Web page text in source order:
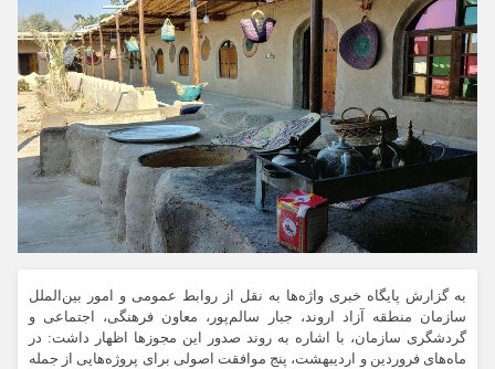
به گزارش پایگاه خبری واژه‌ها به نقل از روابط عمومی و امور بین‌الملل
سازمان منطقه آزاد اروند، جبار سالم‌پور، معاون فرهنگی، اجتماعی و
گردشگری سازمان، با اشاره به روند صدور این مجوزها اظهار داشت: در
ماه‌های فروردین و اردیبهشت، پنج موافقت اصولی برای پروژه‌هایی از جمله